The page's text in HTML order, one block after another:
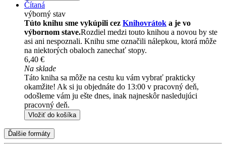
Čítaná
výborný stav
Túto knihu sme vykúpili cez Knihovrátok a je vo
výbornom stave.Rozdiel medzi touto knihou a novou by ste
asi ani nespoznali. Knihu sme označili nálepkou, ktorá môže
na niektorých obaloch zanechať stopy.
6,40 €
Na sklade
Táto kniha sa môže na cestu ku vám vybrať prakticky
okamžite! Ak si ju objednáte do 13:00 v pracovný deň,
odošleme vám ju ešte dnes, inak najneskôr nasledujúci
pracovný deň.
Vložiť do košíka
Ďalšie formáty